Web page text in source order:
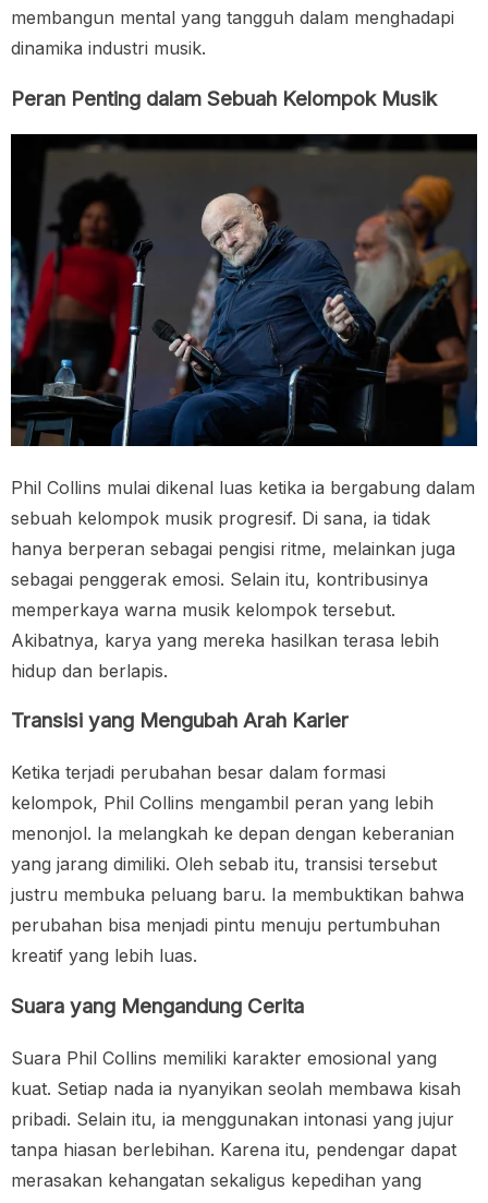
membangun mental yang tangguh dalam menghadapi
dinamika industri musik.
Peran Penting dalam Sebuah Kelompok Musik
Phil Collins mulai dikenal luas ketika ia bergabung dalam
sebuah kelompok musik progresif. Di sana, ia tidak
hanya berperan sebagai pengisi ritme, melainkan juga
sebagai penggerak emosi. Selain itu, kontribusinya
memperkaya warna musik kelompok tersebut.
Akibatnya, karya yang mereka hasilkan terasa lebih
hidup dan berlapis.
Transisi yang Mengubah Arah Karier
Ketika terjadi perubahan besar dalam formasi
kelompok, Phil Collins mengambil peran yang lebih
menonjol. Ia melangkah ke depan dengan keberanian
yang jarang dimiliki. Oleh sebab itu, transisi tersebut
justru membuka peluang baru. Ia membuktikan bahwa
perubahan bisa menjadi pintu menuju pertumbuhan
kreatif yang lebih luas.
Suara yang Mengandung Cerita
Suara Phil Collins memiliki karakter emosional yang
kuat. Setiap nada ia nyanyikan seolah membawa kisah
pribadi. Selain itu, ia menggunakan intonasi yang jujur
tanpa hiasan berlebihan. Karena itu, pendengar dapat
merasakan kehangatan sekaligus kepedihan yang